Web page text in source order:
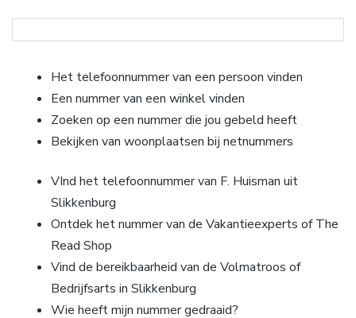
Het telefoonnummer van een persoon vinden
Een nummer van een winkel vinden
Zoeken op een nummer die jou gebeld heeft
Bekijken van woonplaatsen bij netnummers
VInd het telefoonnummer van F. Huisman uit
Slikkenburg
Ontdek het nummer van de Vakantieexperts of The
Read Shop
Vind de bereikbaarheid van de Volmatroos of
Bedrijfsarts in Slikkenburg
Wie heeft mijn nummer gedraaid?